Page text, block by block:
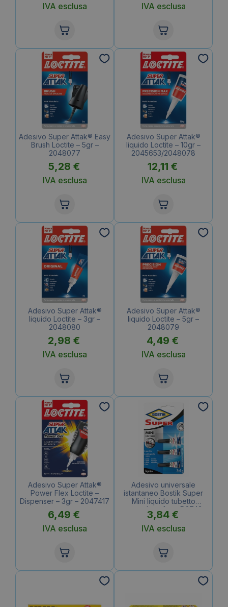
IVA esclusa IVA esclusa
Adesivo Super Attak® Easy
Brush Loctite – 5gr –
2048077
5,28 €
IVA esclusa
Adesivo Super Attak®
liquido Loctite – 10gr –
2045653/2048078
12,11 €
IVA esclusa
Adesivo Super Attak®
liquido Loctite – 3gr –
2048080
2,98 €
IVA esclusa
Adesivo Super Attak®
liquido Loctite – 5gr –
2048079
4,49 €
IVA esclusa
Adesivo Super Attak®
Power Flex Loctite –
Dispenser – 3gr – 2047417
6,49 €
IVA esclusa
Adesivo universale
istantaneo Bostik Super
Mini liquido tubetto
monodose 1gr – D2743
(conf. da 3 pezzi)
3,84 €
IVA esclusa